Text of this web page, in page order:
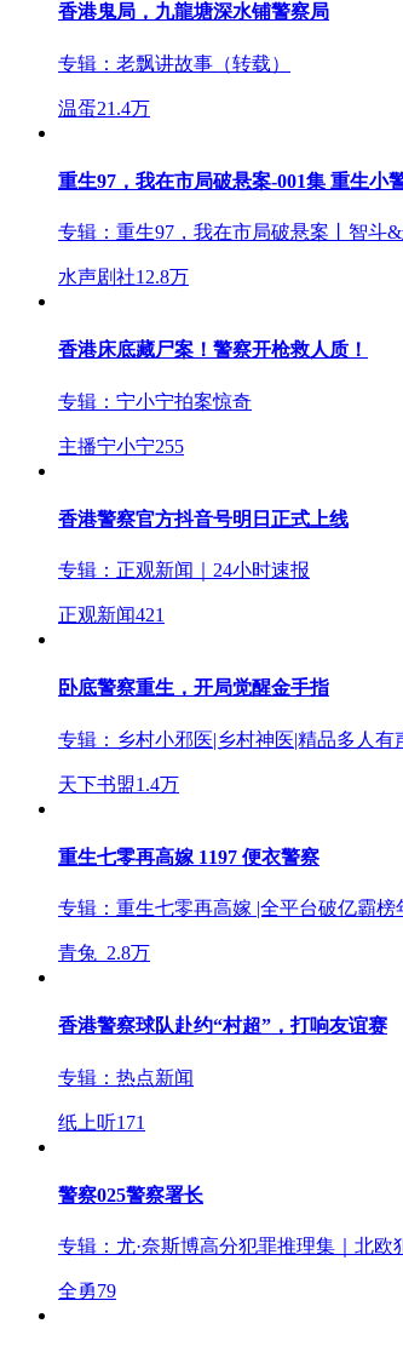
香港鬼局，九龍塘深水铺警察局
专辑： 老飘讲故事（转载）
温蛋21.4万
重生97，我在市局破悬案-001集 重生小
专辑： 重生97，我在市局破悬案丨智斗
水声剧社12.8万
香港床底藏尸案！警察开枪救人质！
专辑： 宁小宁拍案惊奇
主播宁小宁255
香港警察官方抖音号明日正式上线
专辑： 正观新闻｜24小时速报
正观新闻421
卧底警察重生，开局觉醒金手指
专辑： 乡村小邪医|乡村神医|精品多人有
天下书盟1.4万
重生七零再高嫁 1197 便衣警察
专辑： 重生七零再高嫁 |全平台破亿霸
青兔_ 2.8万
香港警察球队赴约“村超”，打响友谊赛
专辑： 热点新闻
纸上听171
警察025警察署长
专辑： 尤·奈斯博高分犯罪推理集｜北
全勇79